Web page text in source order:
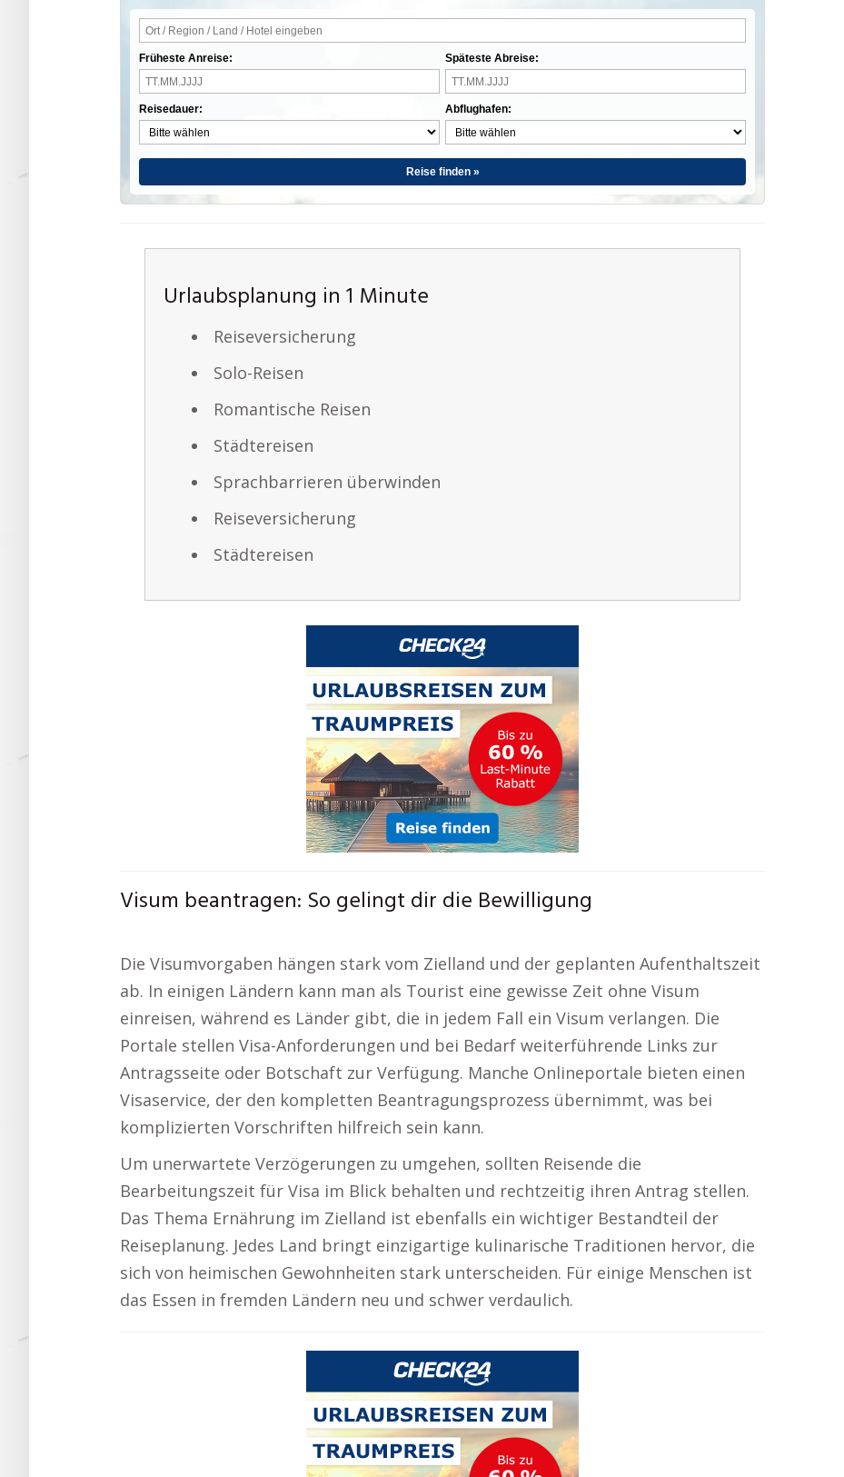
Früheste Anreise:
Reisedauer:
Späteste Abreise:
Abflughafen:
Reise finden »
Urlaubsplanung in 1 Minute
Reiseversicherung
Solo-Reisen
Romantische Reisen
Städtereisen
Sprachbarrieren überwinden
Reiseversicherung
Städtereisen
Visum beantragen: So gelingt dir die Bewilligung
Die Visumvorgaben hängen stark vom Zielland und der geplanten Aufenthaltszeit
ab. In einigen Ländern kann man als Tourist eine gewisse Zeit ohne Visum
einreisen, während es Länder gibt, die in jedem Fall ein Visum verlangen. Die
Portale stellen Visa-Anforderungen und bei Bedarf weiterführende Links zur
Antragsseite oder Botschaft zur Verfügung. Manche Onlineportale bieten einen
Visaservice, der den kompletten Beantragungsprozess übernimmt, was bei
komplizierten Vorschriften hilfreich sein kann.
Um unerwartete Verzögerungen zu umgehen, sollten Reisende die
Bearbeitungszeit für Visa im Blick behalten und rechtzeitig ihren Antrag stellen.
Das Thema Ernährung im Zielland ist ebenfalls ein wichtiger Bestandteil der
Reiseplanung. Jedes Land bringt einzigartige kulinarische Traditionen hervor, die
sich von heimischen Gewohnheiten stark unterscheiden. Für einige Menschen ist
das Essen in fremden Ländern neu und schwer verdaulich.